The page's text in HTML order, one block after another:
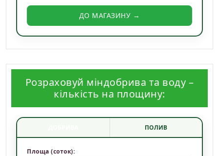
ДО МАГАЗИНУ →
Розраховуй міндобрива та воду –
кількість на площину:
ПОЛИВ
Площа (соток):